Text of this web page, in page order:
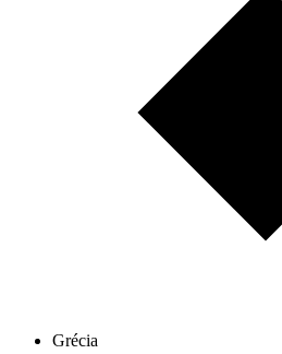
Grécia